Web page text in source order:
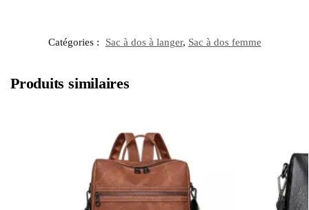
Catégories : Sac à dos à langer, Sac à dos femme
Produits similaires